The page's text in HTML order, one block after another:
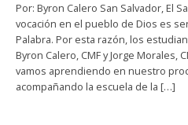
Por: Byron Calero San Salvador, El
vocación en el pueblo de Dios es
Palabra. Por esta razón, los
Byron Calero, CMF y Jorge Morales,
vamos aprendiendo en nuestro
acompañando la escuela de la […]